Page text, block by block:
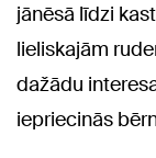
jānēsā līdzi
lieliskajām
dažādu
iepriecinās